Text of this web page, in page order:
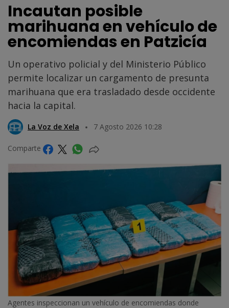
Incautan posible
marihuana en vehículo de
encomiendas en Patzicía
Un operativo policial y del Ministerio Público
permite localizar un cargamento de presunta
marihuana que era trasladado desde occidente
hacia la capital.
La Voz de Xela 7 Agosto 2026 10:28
Comparte
Agentes inspeccionan un vehículo de encomiendas donde